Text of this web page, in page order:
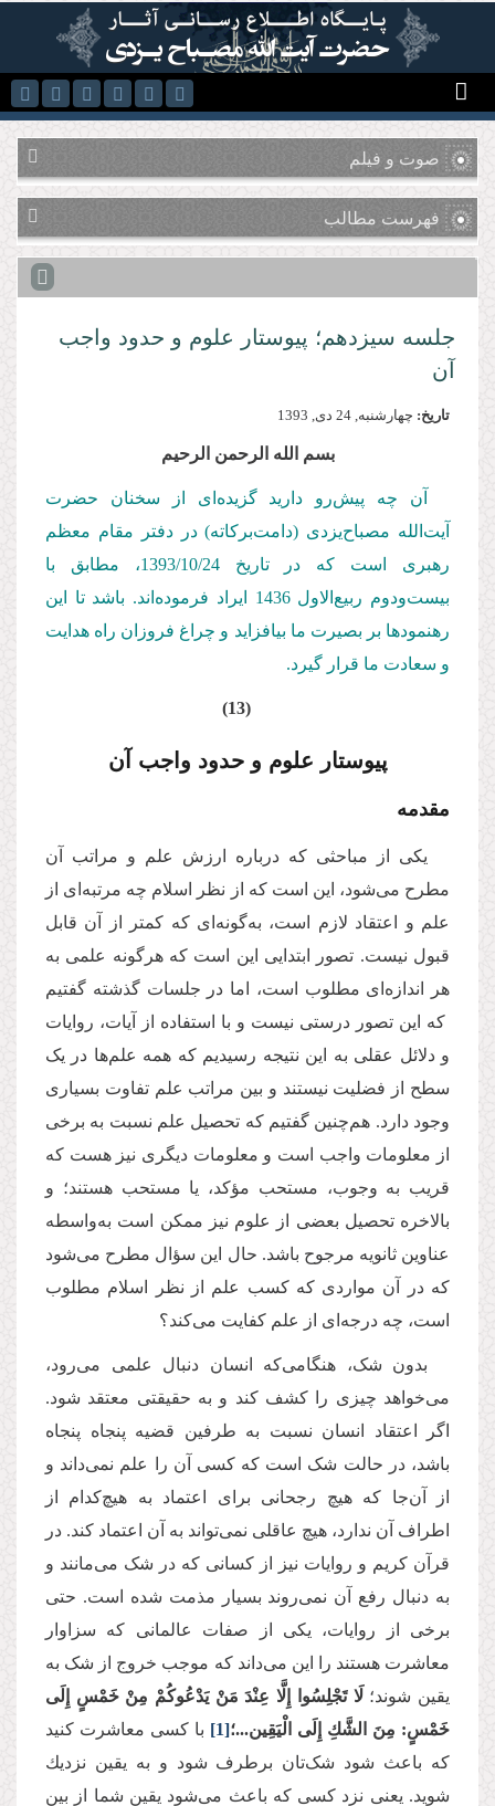
رفتن به محتوای اصلی
صوت و فیلم
فهرست مطالب
جلسه سیزدهم؛ پیوستار علوم و حدود واجب
آن
تاریخ: چهارشنبه, 24 دى, 1393
بسم الله الرحمن الرحیم
آن چه پیش‌رو دارید گزیده‌ای از سخنان حضرت
آیت‌الله مصباح‌یزدی (دامت‌بركاته) در دفتر مقام معظم
رهبری است كه در تاریخ 1393/10/24
، مطابق با
بیست‌ودوم ربیع‌الاول 1436 ایراد فرموده‌اند. باشد تا این
رهنمودها بر بصیرت ما بیافزاید و چراغ فروزان راه هدایت
و سعادت ما قرار گیرد.
(13)
پیوستار علوم و حدود واجب آن
مقدمه
یکی از مباحثی که درباره ارزش علم و مراتب آن
مطرح می‌شود، این است که از نظر اسلام چه مرتبه‌ای از
علم و اعتقاد لازم است، به‌گونه‌ای که کمتر از آن قابل
قبول نیست. تصور ابتدایی این است که هرگونه علمی به
هر اندازه‌ای مطلوب است، اما در جلسات گذشته گفتیم
که این تصور درستی نیست و با استفاده‌ از آیات، روایات
و دلائل عقلی به این نتیجه رسیدیم که همه علم‌ها در یک
سطح از فضلیت نیستند و بین مراتب علم تفاوت بسیاری
وجود دارد. هم‌چنین گفتیم که تحصیل علم نسبت به برخی
از معلومات واجب است و معلومات دیگری نیز هست که
قریب به وجوب، مستحب مؤکد، یا مستحب هستند؛ و
بالاخره تحصیل بعضی از علوم نیز ممکن است به‌واسطه
عناوین ثانویه مرجوح باشد. حال این سؤال مطرح می‌شود
که در آن مواردی که کسب علم از نظر اسلام مطلوب
است، چه درجه‌ای از علم کفایت می‌کند؟
بدون شک، هنگامی‌که انسان دنبال علمی می‌رود،
می‌خواهد چیزی را کشف کند و به حقیقتی معتقد شود.
اگر اعتقاد انسان نسبت به طرفین قضیه پنجاه پنجاه
باشد، در حالت شک است که کسی آن را علم نمی‌داند و
از آن‌جا که هیچ رجحانی برای اعتماد به هیچ‌کدام از
اطراف آن ندارد، هیچ عاقلی نمی‌تواند به آن اعتماد کند. در
قرآن کریم و روایات نیز از کسانی که در شک می‌مانند و
به دنبال رفع آن نمی‌روند بسیار مذمت شده است. حتی
برخی از روایات، یکی از صفات عالمانی که سزاوار
معاشرت هستند را این می‌داند که موجب خروج از شک به
یقین شوند؛لَا تَجْلِسُوا إِلَّا عِنْدَ مَنْ یَدْعُوكُمْ مِنْ خَمْسٍ إِلَى
خَمْسٍ: مِنَ‏ الشَّكِ‏ إِلَى‏ الْیَقِین...؛[1] با کسی معاشرت کنید
که باعث شود شک‌تان برطرف شود و به یقین نزدیك
شوید. یعنی نزد کسی که باعث می‌شود یقین شما از بین